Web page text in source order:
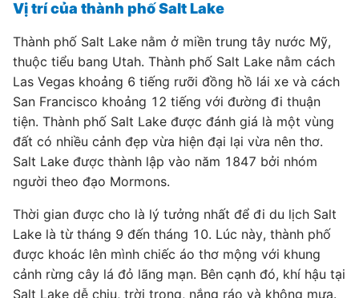
Vị trí của thành phố Salt Lake
Thành phố Salt Lake nằm ở miền trung tây nước Mỹ,
thuộc tiểu bang Utah. Thành phố Salt Lake nằm cách
Las Vegas khoảng 6 tiếng rưỡi đồng hồ lái xe và cách
San Francisco khoảng 12 tiếng với đường đi thuận
tiện. Thành phố Salt Lake được đánh giá là một vùng
đất có nhiều cảnh đẹp vừa hiện đại lại vừa nên thơ.
Salt Lake được thành lập vào năm 1847 bởi nhóm
người theo đạo Mormons.
Thời gian được cho là lý tưởng nhất để đi du lịch Salt
Lake là từ tháng 9 đến tháng 10. Lúc này, thành phố
được khoác lên mình chiếc áo thơ mộng với khung
cảnh rừng cây lá đỏ lãng mạn. Bên cạnh đó, khí hậu tại
Salt Lake dễ chịu, trời trong, nắng ráo và không mưa.